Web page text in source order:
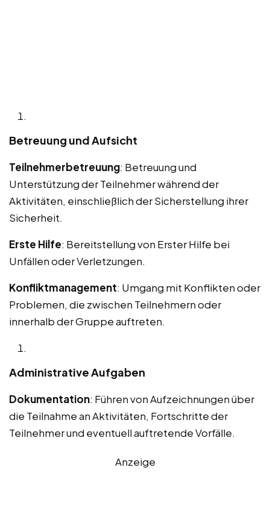
Betreuung und Aufsicht
Teilnehmerbetreuung: Betreuung und
Unterstützung der Teilnehmer während der
Aktivitäten, einschließlich der Sicherstellung ihrer
Sicherheit.
Erste Hilfe: Bereitstellung von Erster Hilfe bei
Unfällen oder Verletzungen.
Konfliktmanagement: Umgang mit Konflikten oder
Problemen, die zwischen Teilnehmern oder
innerhalb der Gruppe auftreten.
Administrative Aufgaben
Dokumentation: Führen von Aufzeichnungen über
die Teilnahme an Aktivitäten, Fortschritte der
Teilnehmer und eventuell auftretende Vorfälle.
Anzeige